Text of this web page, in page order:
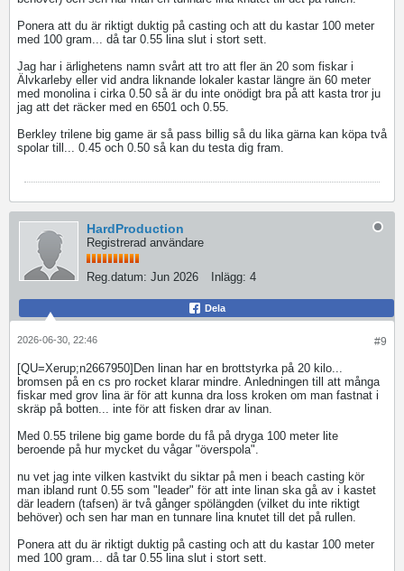
Ponera att du är riktigt duktig på casting och att du kastar 100 meter
med 100 gram... då tar 0.55 lina slut i stort sett.
Jag har i ärlighetens namn svårt att tro att fler än 20 som fiskar i
Älvkarleby eller vid andra liknande lokaler kastar längre än 60 meter
med monolina i cirka 0.50 så är du inte onödigt bra på att kasta tror ju
jag att det räcker med en 6501 och 0.55.
Berkley trilene big game är så pass billig så du lika gärna kan köpa två
spolar till... 0.45 och 0.50 så kan du testa dig fram.
HardProduction
Registrerad användare
Reg.datum: Jun 2026 Inlägg: 4
Dela
#9
2026-06-30, 22:46
[QU=Xerup;n2667950]Den linan har en brottstyrka på 20 kilo...
bromsen på en cs pro rocket klarar mindre. Anledningen till att många
fiskar med grov lina är för att kunna dra loss kroken om man fastnat i
skräp på botten... inte för att fisken drar av linan.
Med 0.55 trilene big game borde du få på dryga 100 meter lite
beroende på hur mycket du vågar "överspola".
nu vet jag inte vilken kastvikt du siktar på men i beach casting kör
man ibland runt 0.55 som "leader" för att inte linan ska gå av i kastet
där leadern (tafsen) är två gånger spölängden (vilket du inte riktigt
behöver) och sen har man en tunnare lina knutet till det på rullen.
Ponera att du är riktigt duktig på casting och att du kastar 100 meter
med 100 gram... då tar 0.55 lina slut i stort sett.